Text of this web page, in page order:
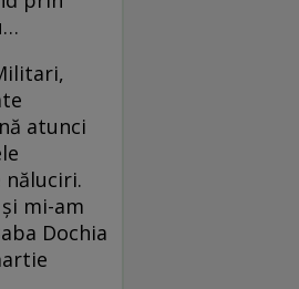
atunci
mi-am
Dochia